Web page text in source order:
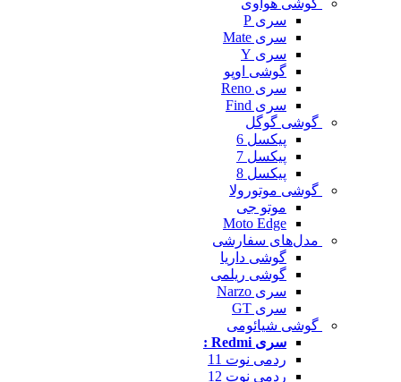
گوشی هوآوی
سری P
سری Mate
سری Y
گوشی اوپو
سری Reno
سری Find
گوشی گوگل
پیکسل 6
پیکسل 7
پیکسل 8
گوشی موتورولا
موتو جی
Moto Edge
مدل‌های سفارشی
گوشی داریا
گوشی ریلمی
سری Narzo
سری GT
گوشی شیائومی
سری Redmi :
ردمی نوت 11
ردمی نوت 12